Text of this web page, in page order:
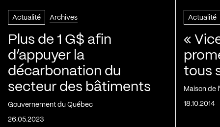
Actualité Archives
Plus de 1 G$ afin
d’appuyer la
décarbonation du
secteur des bâtiments
Gouvernement du Québec
26.05.2023
Actualité
«
tous
Maison de
18.10.2014